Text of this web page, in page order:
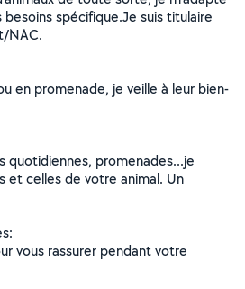
spécifique.Je suis titulaire
NAC.
en promenade, je veille à leur bien-
quotidiennes, promenades...je
et celles de votre animal. Un
vous rassurer pendant votre